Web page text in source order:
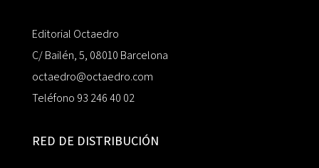
Editorial Octaedro
C/ Bailén, 5, 08010 Barcelona
octaedro@octaedro.com
Teléfono 93 246 40 02
RED DE DISTRIBUCIÓN